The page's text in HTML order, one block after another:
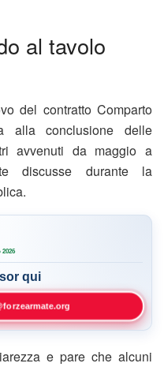
al tavolo
del contratto Comparto
alla conclusione delle
avvenuti da maggio a
discusse durante la
qui
e pare che alcuni